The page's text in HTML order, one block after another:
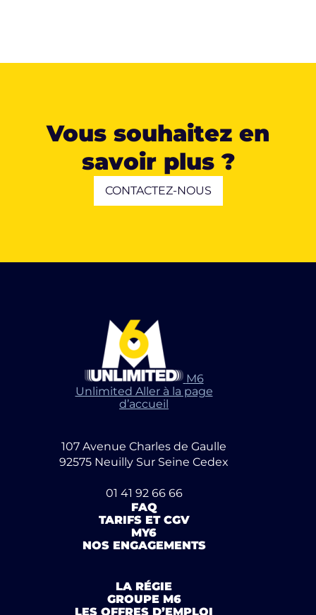
Vous souhaitez en
savoir plus ?
CONTACTEZ-NOUS
M6
Unlimited Aller à la page
d’accueil
107 Avenue Charles de Gaulle
92575 Neuilly Sur Seine Cedex
01 41 92 66 66
FAQ
TARIFS ET CGV
MY6
NOS ENGAGEMENTS
LA RÉGIE
GROUPE M6
LES OFFRES D’EMPLOI